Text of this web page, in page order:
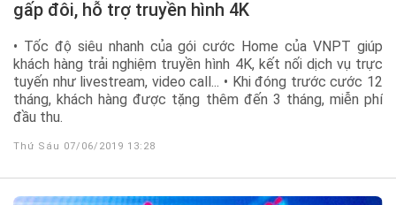
gấp đôi, hỗ trợ truyền hình 4K
• Tốc độ siêu nhanh của gói cước Home của VNPT giúp
khách hàng trải nghiệm truyền hình 4K, kết nối dịch vụ trực
tuyến như livestream, video call... • Khi đóng trước cước 12
tháng, khách hàng được tặng thêm đến 3 tháng, miễn phí
đầu thu.
Thứ Sáu 07/06/2019 13:28